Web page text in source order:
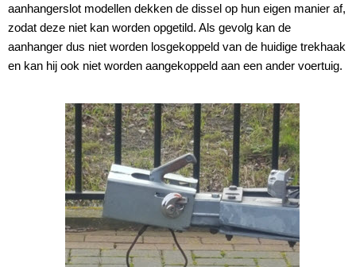
aanhangerslot modellen dekken de dissel op hun eigen manier af,
zodat deze niet kan worden opgetild. Als gevolg kan de
aanhanger dus niet worden losgekoppeld van de huidige trekhaak
en kan hij ook niet worden aangekoppeld aan een ander voertuig.